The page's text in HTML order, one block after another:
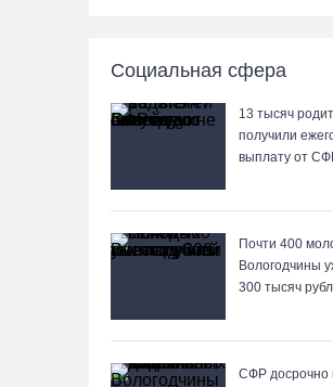
Социальная сфера
13 тысяч
получили
выплату от
Почти 400
Вологодчины
300 тысяч
СФР досрочно